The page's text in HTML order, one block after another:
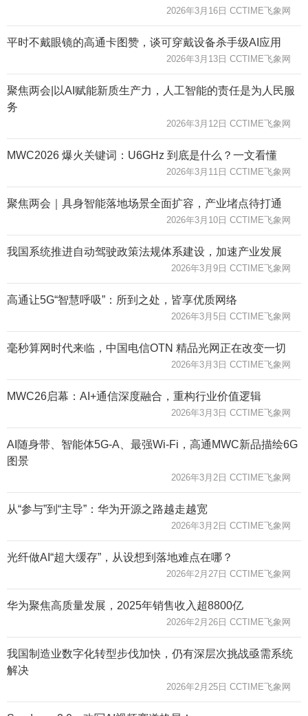
2026年3月16日 CCTIME飞象网
平时不戴眼镜的高通卡图赞，谈可穿戴设备杀手级AI应用
2026年3月13日 CCTIME飞象网
聚焦两会|以AI赋能新质生产力，人工智能的责任是为人民服
务
2026年3月12日 CCTIME飞象网
MWC2026 爆火关键词：U6GHz 到底是什么？一文看懂
2026年3月11日 CCTIME飞象网
聚焦两会｜具身智能落地场景全面扩容，产业堵点待打通
2026年3月10日 CCTIME飞象网
我国系统推进自动驾驶政策法规体系建设，加速产业发展
2026年3月9日 CCTIME飞象网
高通让5G“智慧呼吸”：所到之处，皆享优质网络
2026年3月5日 CCTIME飞象网
毫秒算网时代来临，中国电信OTN 精品光网正在改变一切
2026年3月3日 CCTIME飞象网
MWC26启幕：AI+通信深度融合，重构行业价值逻辑
2026年3月3日 CCTIME飞象网
AI随身带、智能体5G-A、最强Wi-Fi，高通MWC新品描绘6G
图景
2026年3月2日 CCTIME飞象网
从“参与”到“主导”：华为开源之路越走越宽
2026年3月2日 CCTIME飞象网
光纤做AI“超大缓存”，从设想到落地难点在哪？
2026年2月27日 CCTIME飞象网
华为聚焦高质量发展，2025年销售收入超8800亿
2026年2月26日 CCTIME飞象网
我国制造业数字化转型步伐加快，仍有深层次挑战亟需系统
解决
2026年2月25日 CCTIME飞象网